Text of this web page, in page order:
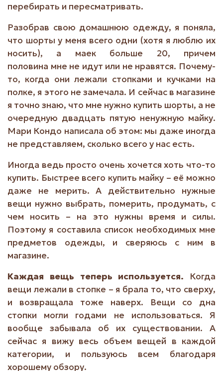
перебирать и пересматривать.
Разобрав свою домашнюю одежду, я поняла,
что шорты у меня всего одни (хотя я люблю их
носить), а маек больше 20, причем
половина мне не идут или не нравятся. Почему-
то, когда они лежали стопками и кучками на
полке, я этого не замечала. И сейчас в магазине
я точно знаю, что мне нужно купить шорты, а не
очередную двадцать пятую ненужную майку.
Мари Кондо написала об этом: мы даже иногда
не представляем, сколько всего у нас есть.
Иногда ведь просто очень хочется хоть что-то
купить. Быстрее всего купить майку – её можно
даже не мерить. А действительно нужные
вещи нужно выбрать, померить, продумать, с
чем носить – на это нужны время и силы.
Поэтому я составила список необходимых мне
предметов одежды, и сверяюсь с ним в
магазине.
Каждая вещь теперь используется. Когда
вещи лежали в стопке – я брала то, что сверху,
и возвращала тоже наверх. Вещи со дна
стопки могли годами не использоваться. Я
вообще забывала об их существовании. А
сейчас я вижу весь объем вещей в каждой
категории, и пользуюсь всем благодаря
хорошему обзору.